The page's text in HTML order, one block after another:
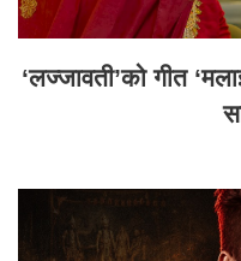
‘लज्जावती’को गीत